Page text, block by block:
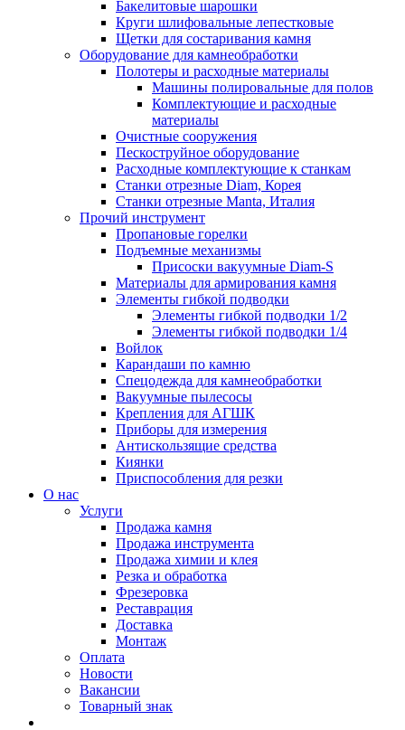
Бакелитовые шарошки
Круги шлифовальные лепестковые
Щетки для состаривания камня
Оборудование для камнеобработки
Полотеры и расходные материалы
Машины полировальные для полов
Комплектующие и расходные
материалы
Очистные сооружения
Пескоструйное оборудование
Расходные комплектующие к станкам
Станки отрезные Diam, Корея
Станки отрезные Manta, Италия
Прочий инструмент
Пропановые горелки
Подъeмные механизмы
Присоски вакуумные Diam-S
Материалы для армирования камня
Элементы гибкой подводки
Элементы гибкой подводки 1/2
Элементы гибкой подводки 1/4
Войлок
Карандаши по камню
Спецодежда для камнеобработки
Вакуумные пылесосы
Крепления для АГШК
Приборы для измерения
Антискользящие средства
Киянки
Приспособления для резки
О нас
Услуги
Продажа камня
Продажа инструмента
Продажа химии и клея
Резка и обработка
Фрезеровка
Реставрация
Доставка
Монтаж
Оплата
Новости
Вакансии
Товарный знак